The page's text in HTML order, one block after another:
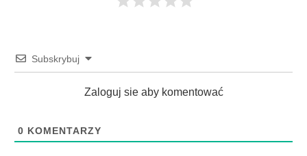
Subskrybuj
Zaloguj sie aby komentować
0 KOMENTARZY